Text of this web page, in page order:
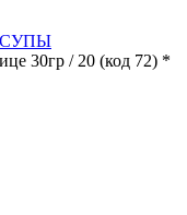
СУПЫ
30гр / 20 (код 72) *